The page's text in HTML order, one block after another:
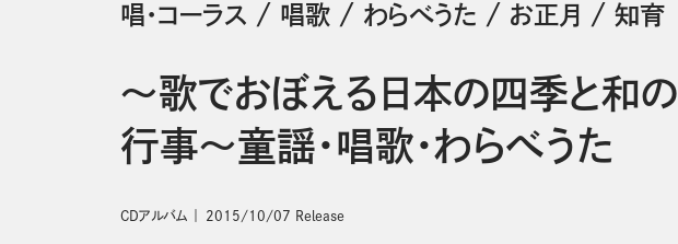
唱・コーラス / 唱歌 / わらべうた / お正月 / 知育
～歌でおぼえる日本の四季と和の
行事～童謡・唱歌・わらべうた
CDアルバム 2015/10/07 Release